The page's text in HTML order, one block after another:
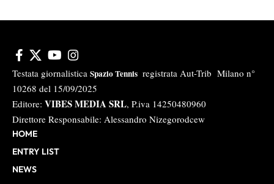
Testata giornalistica Spazio Tennis registrata Aut-Trib Milano n°
10268 del 15/09/2025
Editore: VIBES MEDIA SRL, P.iva 14250480960
Direttore Responsabile: Alessandro Nizegorodcew
HOME
ENTRY LIST
NEWS